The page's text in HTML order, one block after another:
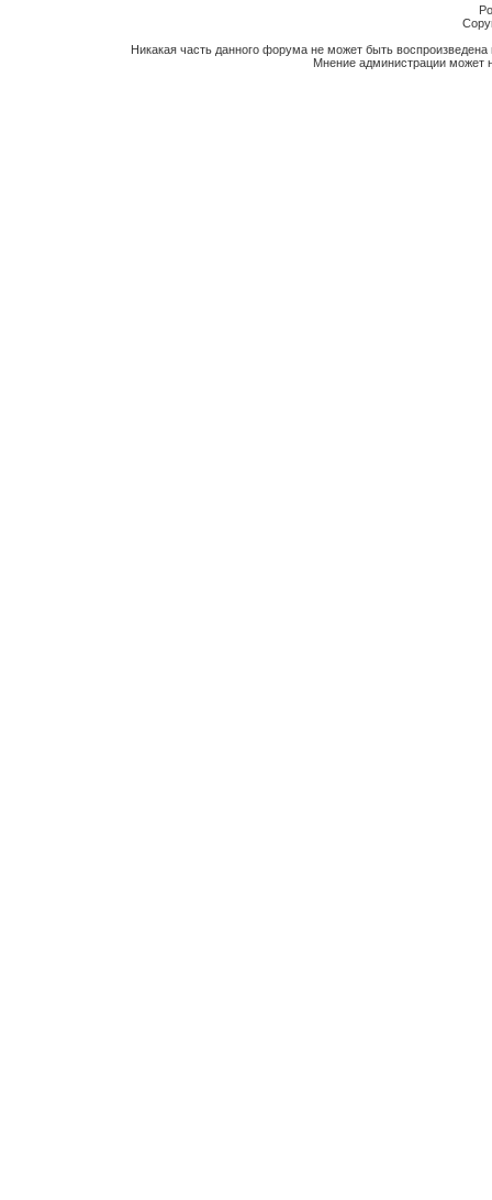
Никакая часть данного форума не может быть
Мнение администрации может